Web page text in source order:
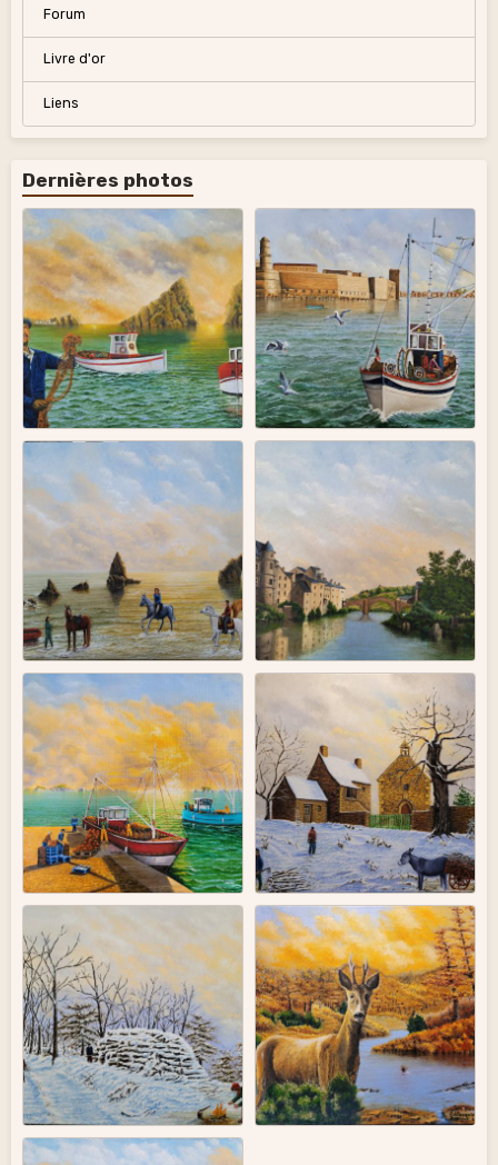
Forum
Livre d'or
Liens
Dernières photos